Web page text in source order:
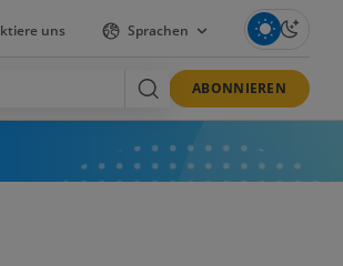
uns Sprachen
ABONNIEREN